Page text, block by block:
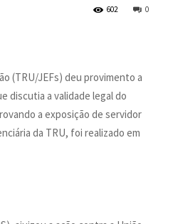
0
602
(TRU/JEFs) deu provimento a
discutia a validade legal do
a exposição de servidor
da TRU, foi realizado em